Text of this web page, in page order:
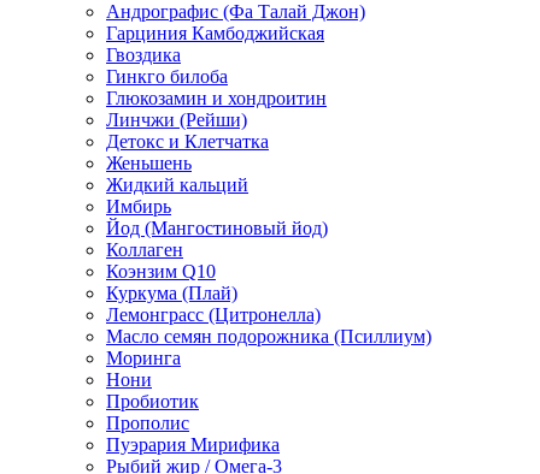
Андрографис (Фа Талай Джон)
Гарциния Камбоджийская
Гвоздика
Гинкго билоба
Глюкозамин и хондроитин
Линчжи (Рейши)
Детокс и Клетчатка
Женьшень
Жидкий кальций
Имбирь
Йод (Мангостиновый йод)
Коллаген
Коэнзим Q10
Куркума (Плай)
Лемонграсс (Цитронелла)
Масло семян подорожника (Псиллиум)
Моринга
Нони
Пробиотик
Прополис
Пуэрария Мирифика
Рыбий жир / Омега-3